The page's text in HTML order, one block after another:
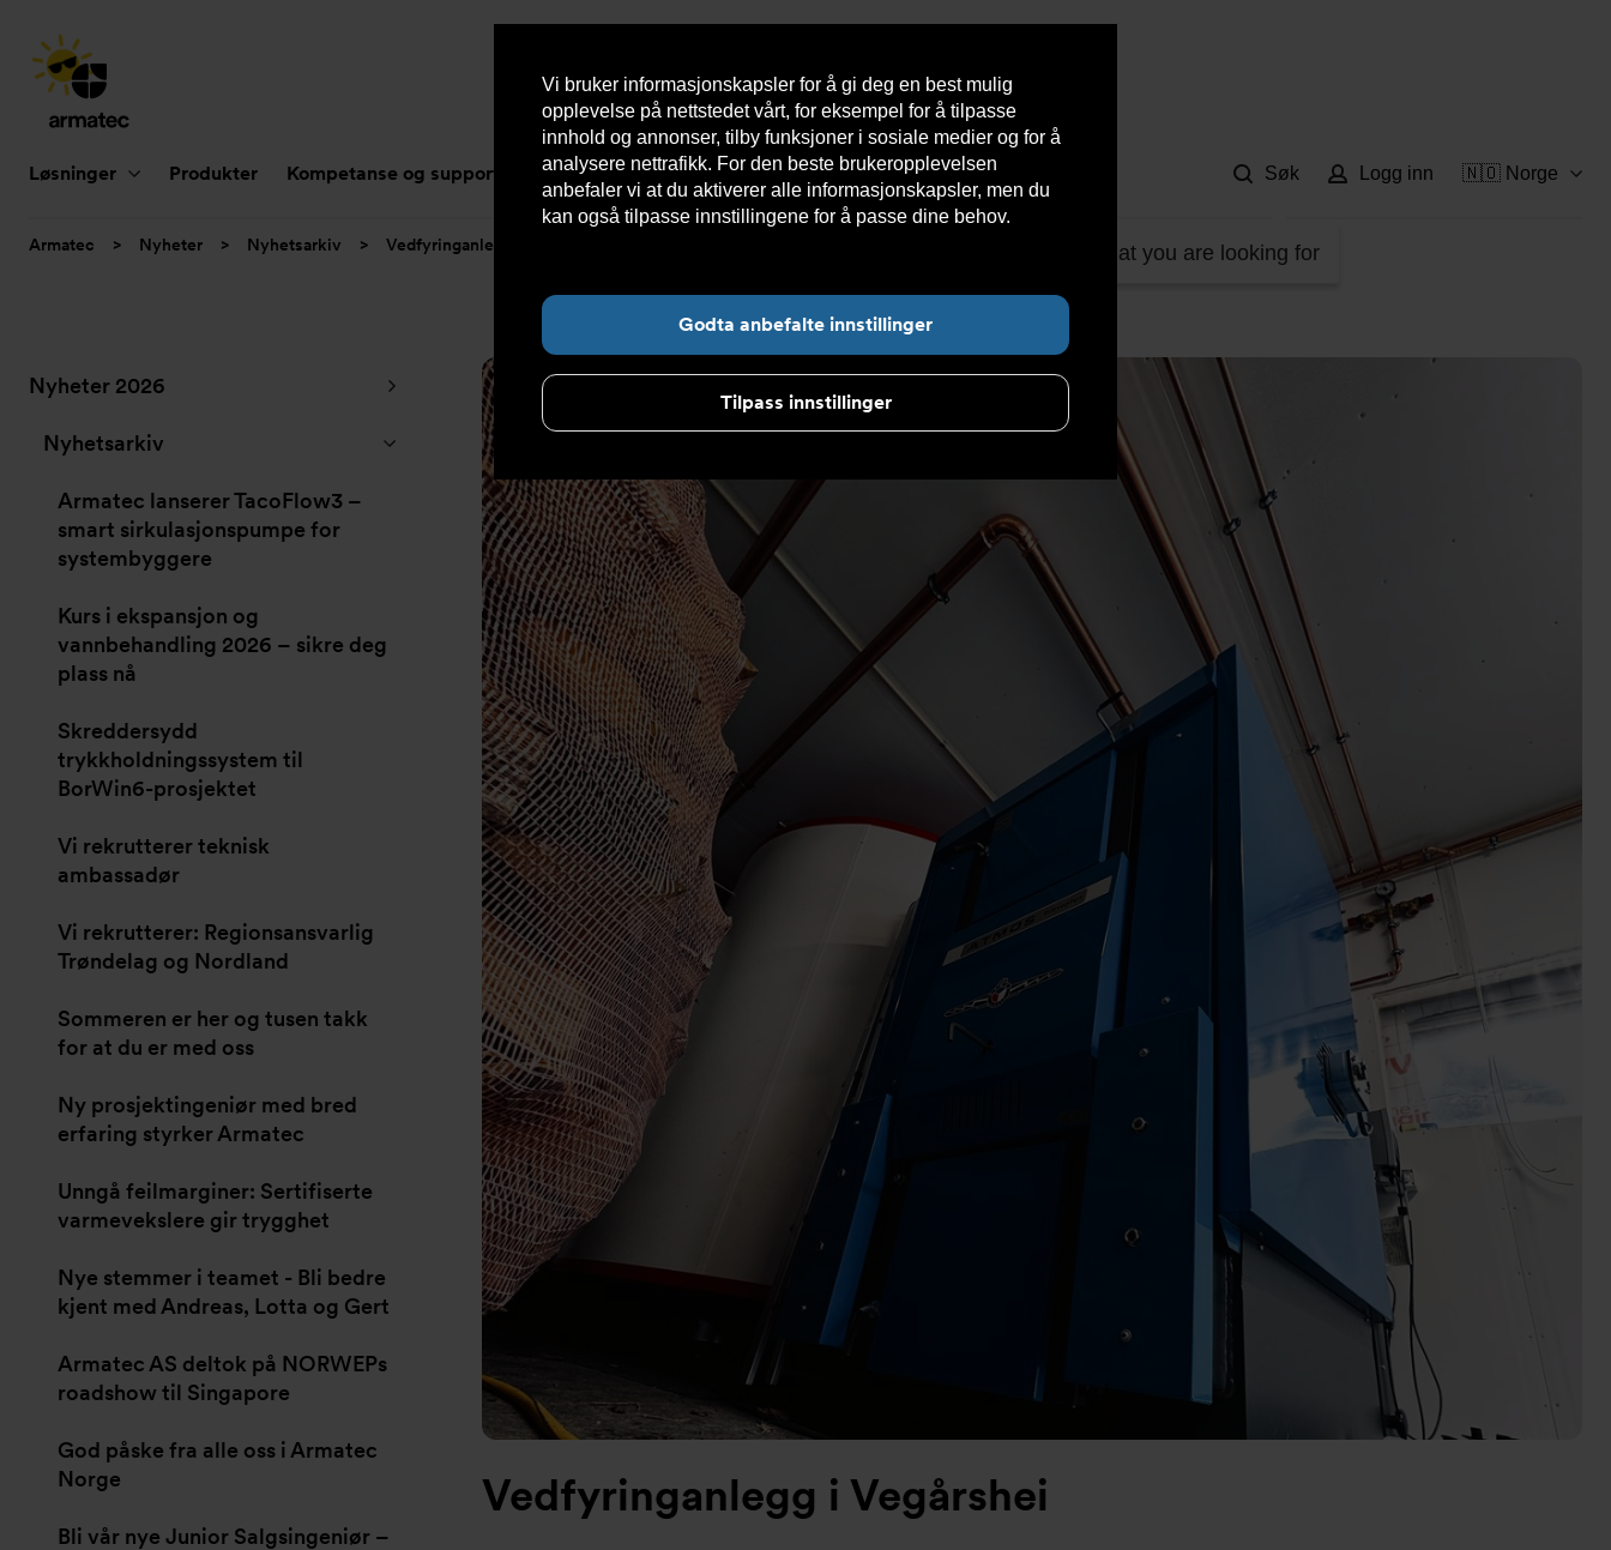
Vi bruker informasjonskapsler for å gi deg en best mulig
opplevelse på nettstedet vårt, for eksempel for å tilpasse
innhold og annonser, tilby funksjoner i sosiale medier og for å
analysere nettrafikk. For den beste brukeropplevelsen
anbefaler vi at du aktiverer alle informasjonskapsler, men du
kan også tilpasse innstillingene for å passe dine behov.
Godta anbefalte innstillinger
Tilpass innstillinger
Løsninger Produkter Kompetanse og support Nyheter Om oss Kontakt oss Nettbutikk Bærekraft
Find what you are looking for
Søk Logg inn 🇳🇴 Norge
Du
Armatec > Nyheter > Nyhetsarkiv > Vedfyringanlegg i Vegårshei
for
Nyheter 2026
Nyhetsarkiv
Armatec lanserer TacoFlow3 –
smart sirkulasjonspumpe for
systembyggere
Kurs i ekspansjon og
vannbehandling 2026 – sikre deg
plass nå
Skreddersydd
trykkholdningssystem til
BorWin6-prosjektet
Vi rekrutterer teknisk
ambassadør
Vi rekrutterer: Regionsansvarlig
Trøndelag og Nordland
Sommeren er her og tusen takk
for at du er med oss
Ny prosjektingeniør med bred
erfaring styrker Armatec
Unngå feilmarginer: Sertifiserte
varmevekslere gir trygghet
Nye stemmer i teamet - Bli bedre
kjent med Andreas, Lotta og Gert
Armatec AS deltok på NORWEPs
roadshow til Singapore
God påske fra alle oss i Armatec
Norge
Bli vår nye Junior Salgsingeniør –
Vedfyringanlegg i Vegårshei